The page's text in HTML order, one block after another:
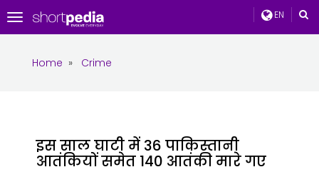
EN
Toggle
navigation
Home » Crime
इस साल घाटी में 36 पाकिस्तानी
आतंकियों समेत 140 आतंकी मारे गए